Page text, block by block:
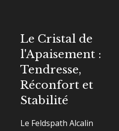
Le Cristal de
l'Apaisement :
Tendresse,
Réconfort et
Stabilité
Le Feldspath Alcalin